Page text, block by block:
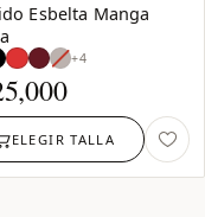
Esbelta Manga
Café:
agotado
+4
ELEGIR TALLA